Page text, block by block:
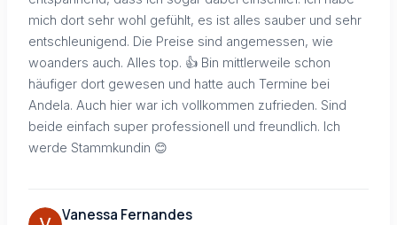
mich dort sehr wohl gefühlt, es ist alles sauber und sehr
entschleunigend. Die Preise sind angemessen, wie
woanders auch. Alles top. 👍 Bin mittlerweile schon
häufiger dort gewesen und hatte auch Termine bei
Andela. Auch hier war ich vollkommen zufrieden. Sind
beide einfach super professionell und freundlich. Ich
werde Stammkundin 😊
Vanessa Fernandes